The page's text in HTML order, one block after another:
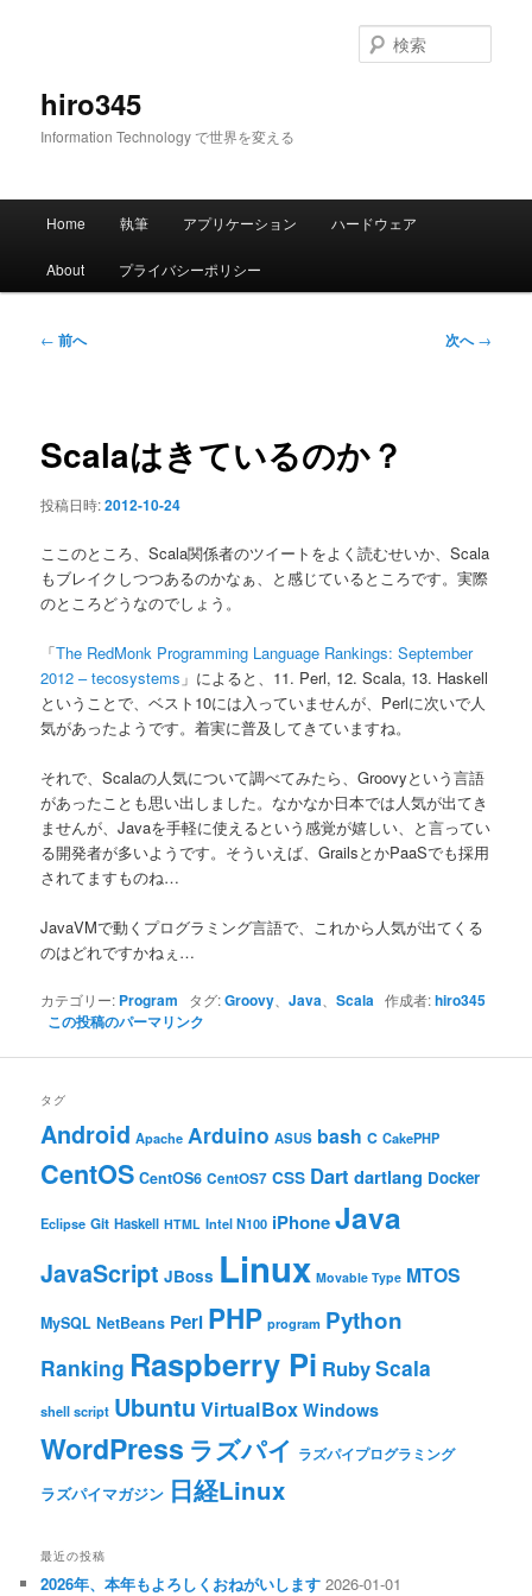
hiro345
Information Technology で世界を変える
索
メ
Home 執筆 アプリケーション ハードウェア
About プライバシーポリシー
投
ー
ョ
← 前へ 次へ→
Scalaはきているのか？
投稿日時:2012-10-24
ここのところ、Scala関係者のツイートをよく読むせいか、Scala
もブレイクしつつあるのかなぁ、と感じているところです。実際
のところどうなのでしょう。
「The RedMonk Programming Language Rankings: September
2012 – tecosystems 」によると、11. Perl, 12. Scala, 13. Haskell
ということで、ベスト10には入っていませんが、Perlに次いで人
気があったようです。着実に普及してきていますね。
それで、Scalaの人気について調べてみたら、Groovyという言語
があったことも思い出しました。なかなか日本では人気が出てき
ませんが、Javaを手軽に使えるという感覚が嬉しい、と言ってい
る開発者が多いようです。そういえば、GrailsとかPaaSでも採用
されてますものね…
JavaVMで動くプログラミング言語で、これから人気が出てくる
のはどれですかねぇ…
カテゴリー: Program タグ:Groovy 、Java 、Scala 作成者:hiro345
この投稿のパーマリンク
タグ
Android Apache Arduino ASUS bash C CakePHP
CentOS CentOS6 CentOS7 CSS Dart dartlang Docker
Eclipse Git Haskell HTML Intel N100 iPhoneJava
JavaScript JBoss Linux Movable Type MTOS
MySQL NetBeans Perl PHP program Python
Ranking Raspberry Pi RubyScala
shell script Ubuntu VirtualBox Windows
WordPress ラズパイ ラズパイプログラミング
ラズパイマガジン 日経Linux
最近の投稿
2026年、本年もよろしくおねがいします 2026-01-01